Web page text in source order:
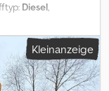
Diesel,
,
für Ihren
Verhältnis und
Kleinanzeige